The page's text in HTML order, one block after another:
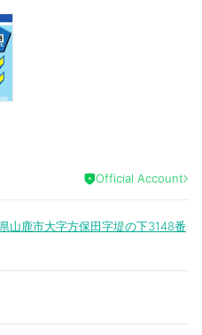
Official Account
山鹿市大字方保田字堤の下3148番